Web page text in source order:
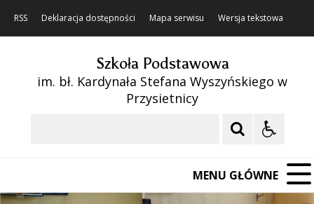
RSS Deklaracja dostępności Mapa serwisu Wersja tekstowa
Szkoła Podstawowa
im. bł. Kardynała Stefana Wyszyńskiego w
Przysietnicy
MENU GŁÓWNE